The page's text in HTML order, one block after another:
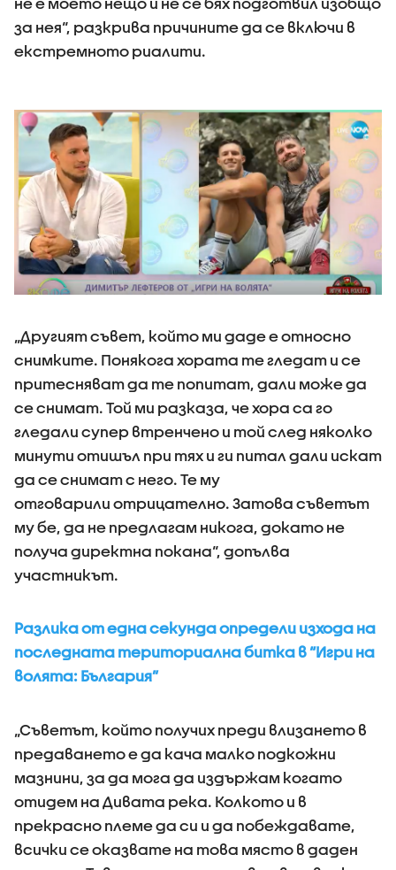
за нея“, разкрива причините да се включи в
екстремното риалити.
„Другият съвет, който ми даде е относно
снимките. Понякога хората те гледат и се
притесняват да те попитат, дали може да
се снимат. Той ми разказа, че хора са го
гледали супер втренчено и той след няколко
минути отишъл при тях и ги питал дали искат
да се снимат с него. Те му
отговарили отрицателно. Затова съветът
му бе, да не предлагам никога, докато не
получа директна покана“, допълва
участникът.
Разлика от една секунда определи изхода на
последната териториална битка в “Игри на
волята: България”
„Съветът, който получих преди влизането в
предаването е да кача малко подкожни
мазнини, за да мога да издържам когато
отидем на Дивата река. Колкото и в
прекрасно племе да си и да побеждавате,
всички се оказвате на това място в даден